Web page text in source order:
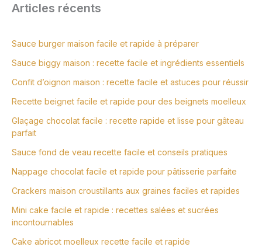
Articles récents
Sauce burger maison facile et rapide à préparer
Sauce biggy maison : recette facile et ingrédients essentiels
Confit d’oignon maison : recette facile et astuces pour réussir
Recette beignet facile et rapide pour des beignets moelleux
Glaçage chocolat facile : recette rapide et lisse pour gâteau
parfait
Sauce fond de veau recette facile et conseils pratiques
Nappage chocolat facile et rapide pour pâtisserie parfaite
Crackers maison croustillants aux graines faciles et rapides
Mini cake facile et rapide : recettes salées et sucrées
incontournables
Cake abricot moelleux recette facile et rapide